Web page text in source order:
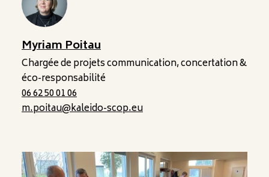
Myriam Poitau
Chargée de projets communication, concertation &
éco-responsabilité
06 62 50 01 06
m.poitau@kaleido-scop.eu